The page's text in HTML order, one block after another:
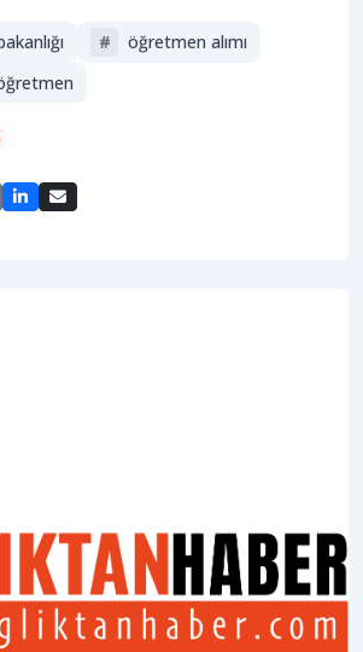
#
öğretmen alımı